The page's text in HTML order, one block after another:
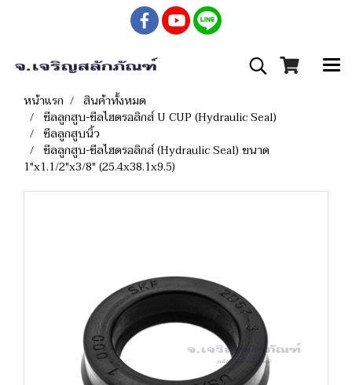
หน้าแรก
สินค้าทั้งหมด
ซีลลูกสูบ-ซีลไฮดรอลิกส์ U CUP (Hydraulic Seal)
ซีลลูกสูบนิ้ว
ซีลลูกสูบ-ซีลไฮดรอลิกส์ (Hydraulic Seal) ขนาด
1"x1.1/2"x3/8" (25.4x38.1x9.5)